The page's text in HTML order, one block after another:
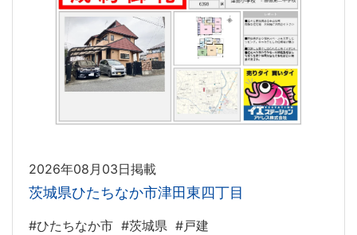
2026年08月03日掲載
茨城県ひたちなか市津田東四丁目
#ひたちなか市 #茨城県 #戸建